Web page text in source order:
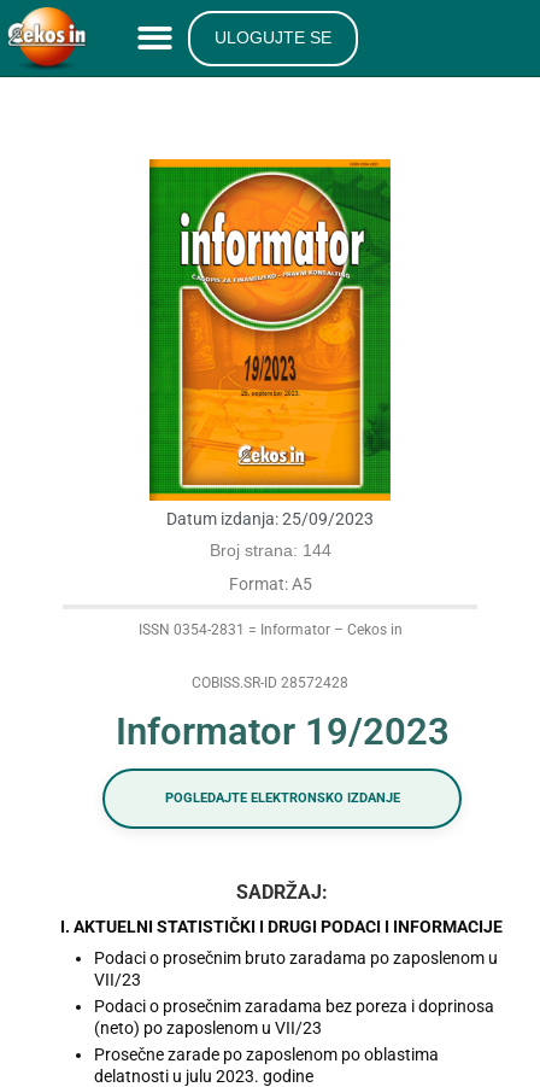
ULOGUJTE SE
Datum izdanja:25/09/2023
Broj strana: 144
Format: A5
ISSN 0354-2831 = Informator – Cekos in
COBISS.SR-ID 28572428
Informator 19/2023
POGLEDAJTE ELEKTRONSKO IZDANJE
SADRŽAJ:
I. AKTUELNI STATISTIČKI I DRUGI PODACI I INFORMACIJE
Podaci o prosečnim bruto zaradama po zaposlenom u
VII/23
Podaci o prosečnim zaradama bez poreza i doprinosa
(neto) po zaposlenom u VII/23
Prosečne zarade po zaposlenom po oblastima
delatnosti u julu 2023. godine